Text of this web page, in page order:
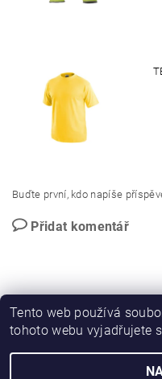
Buďte první, kdo napíše
Přidat komentář
Tento web používá
tohoto webu vyjadřujete